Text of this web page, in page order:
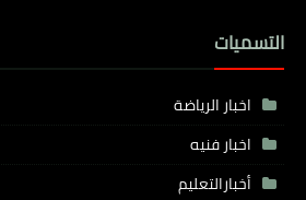
التسميات
اخبار الرياضة
اخبار فنيه
أخبارالتعليم